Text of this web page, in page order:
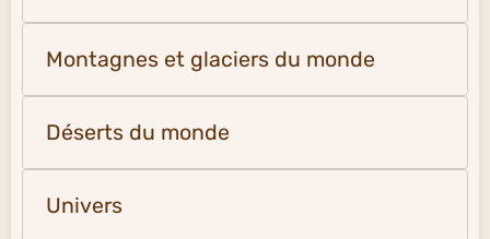
Montagnes et glaciers du monde
Déserts du monde
Univers